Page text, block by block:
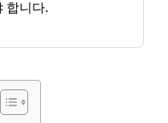
합니다.